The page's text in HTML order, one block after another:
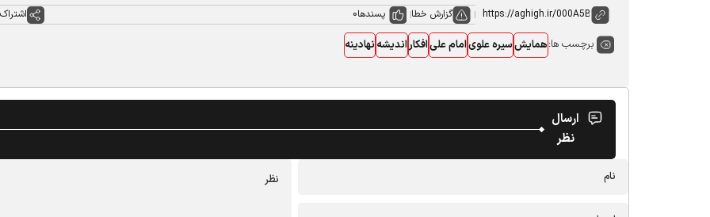
گزارش خطا پسندها0
برچسب ها:همایشسیره علویامام علیافکاراندیشه نهادینه
ارسال
نظر